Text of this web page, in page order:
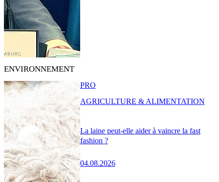
ENVIRONNEMENT
La laine peut-elle aider à vaincre la fast
fashion ?
04.08.2026
PRO
AGRICULTURE & ALIMENTATION